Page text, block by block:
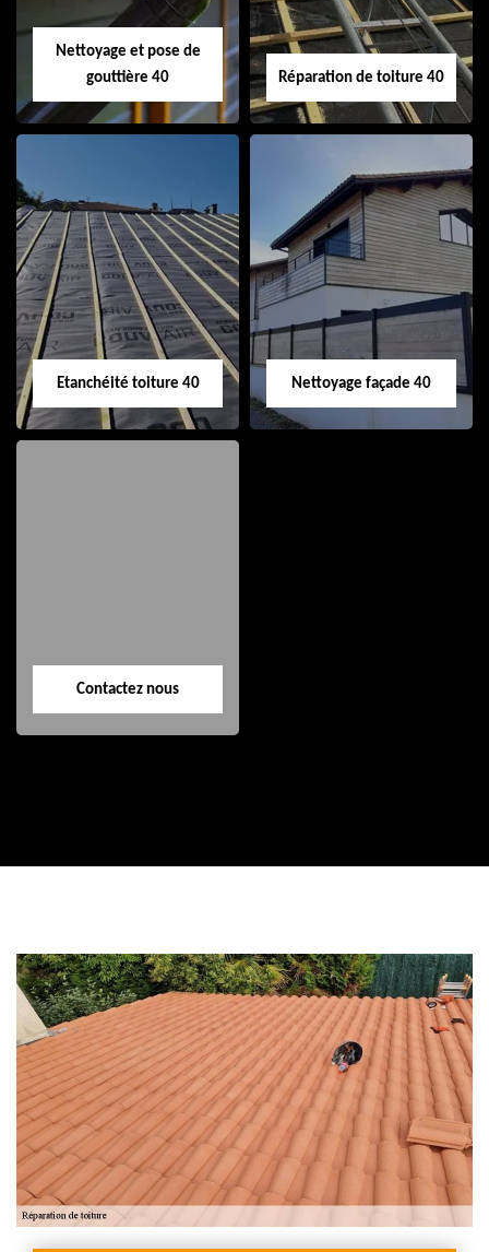
Nettoyage et pose de
gouttière 40
Nettoyage et pose
de gouttière 40
Réparation de toiture 40
Réparation de
toiture 40
Etanchéité toiture 40 Nettoyage façade 40
Contactez nous